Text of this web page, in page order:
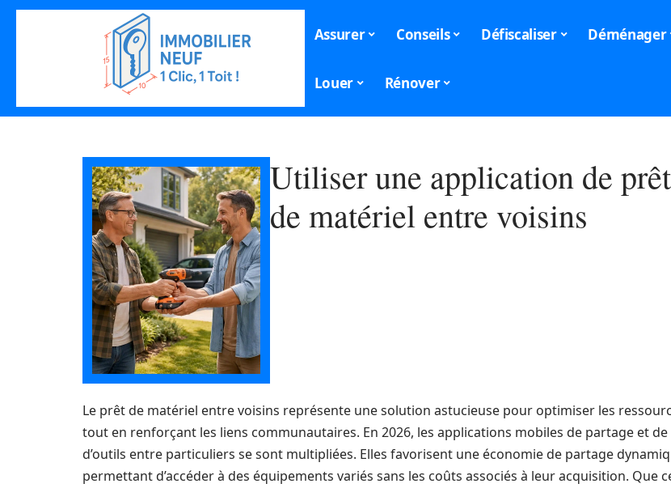
Assurer Conseils Défiscaliser Déménager
Louer Rénover
Utiliser une application de prêt
de matériel entre voisins
Le prêt de matériel entre voisins représente une solution astucieuse pour optimiser les
tout en renforçant les liens communautaires. En 2026, les applications mobiles de partage et
d’outils entre particuliers se sont multipliées. Elles favorisent une économie de partage
permettant d’accéder à des équipements variés sans les coûts associés à leur acquisition. Que